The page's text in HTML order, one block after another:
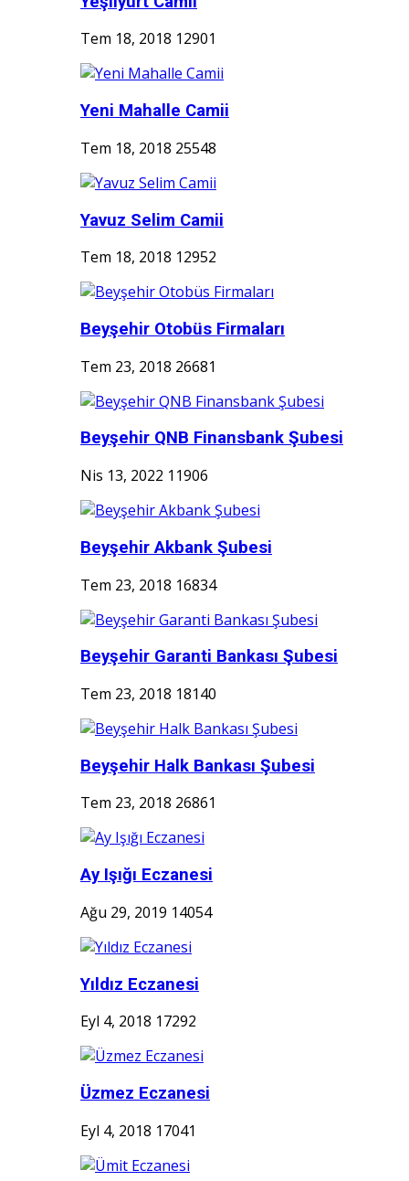
Tem 18, 2018 12901
Yeni Mahalle Camii
Tem 18, 2018 25548
Yavuz Selim Camii
Tem 18, 2018 12952
Beyşehir Otobüs Firmaları
Tem 23, 2018 26681
Beyşehir QNB Finansbank Şubesi
Nis 13, 2022 11906
Beyşehir Akbank Şubesi
Tem 23, 2018 16834
Beyşehir Garanti Bankası Şubesi
Tem 23, 2018 18140
Beyşehir Halk Bankası Şubesi
Tem 23, 2018 26861
Ay Işığı Eczanesi
Ağu 29, 2019 14054
Yıldız Eczanesi
Eyl 4, 2018 17292
Üzmez Eczanesi
Eyl 4, 2018 17041